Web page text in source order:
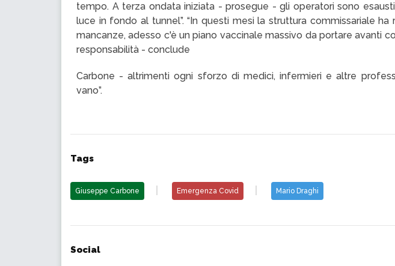
tempo. A terza ondata iniziata - prosegue - gli operatori sono
luce in fondo al tunnel”. “In questi mesi la struttura commissariale
mancanze, adesso c'è un piano vaccinale massivo da portare avanti
responsabilità - conclude
Carbone - altrimenti ogni sforzo di medici, infermieri e altre
vano”.
Tags
Giuseppe Carbone Emergenza Covid Mario Draghi
Social